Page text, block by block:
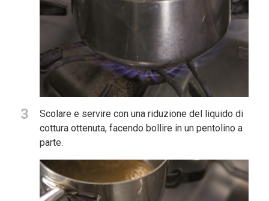
3
Scolare e servire con una riduzione del liquido di
cottura ottenuta, facendo bollire in un pentolino a
parte.